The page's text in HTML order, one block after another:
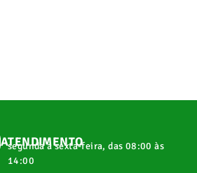
ATENDIMENTO
segunda a sexta-feira, das 08:00 às
14:00